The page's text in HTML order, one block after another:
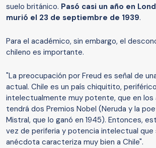
suelo británico. Pasó casi un año en
murió el 23 de septiembre de 1939.
Para el académico, sin embargo, el
chileno es importante.
"La preocupación por Freud es señal de
actual. Chile es un país chiquitito,
intelectualmente muy potente, que en los
tendrá dos Premios Nobel (Neruda y la
Mistral, que lo ganó en 1945). Entonces,
vez de periferia y potencia intelectual que
anécdota caracteriza muy bien a Chile".